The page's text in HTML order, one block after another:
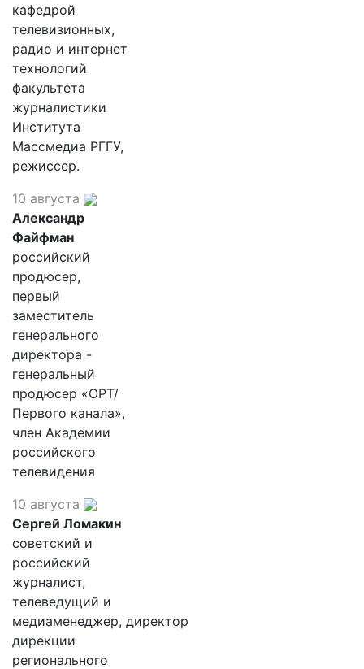
кафедрой
телевизионных,
радио и интернет
технологий
факультета
журналистики
Института
Массмедиа РГГУ,
режиссер.
10 августа
Александр
Файфман
российский
продюсер,
первый
заместитель
генерального
директора -
генеральный
продюсер «ОРТ/
Первого канала»,
член Академии
российского
телевидения
10 августа
Сергей Ломакин
советский и
российский
журналист,
телеведущий и
медиаменеджер, директор
дирекции
регионального